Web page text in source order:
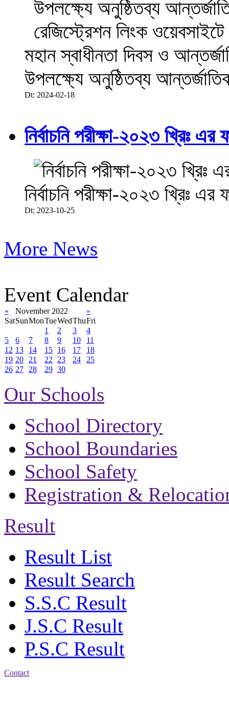
মহান স্বাধীনতা দিবস ও
উপলক্ষ্যে অনুষ্ঠিতব্য
Dt: 2024-02-18
নির্বাচনি পরীক্ষা-২০২৩ খ্রিঃ
নির্বাচনি পরীক্ষা-২০২৩ খ্রিঃ
Dt: 2023-10-25
More News
Event Calendar
« November 2022
»
SatSunMonTueWedThuFri
1
2 3
4
5
6 7 8 9 10
11
12 13 14 15 16 17
18
19 20 21 22 23 24
25
26 27 28 29 30
Our Schools
School Directory
School Boundaries
School Safety
Registration &
Result
Result List
Result Search
S.S.C Result
J.S.C Result
P.S.C Result
Contact